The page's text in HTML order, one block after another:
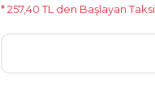
* 257,40 TL den Başlayan